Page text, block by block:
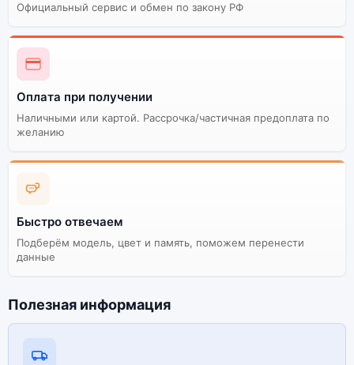
Официальный сервис и обмен по закону РФ
Оплата при получении
Наличными или картой. Рассрочка/частичная предоплата по
желанию
Быстро отвечаем
Подберём модель, цвет и память, поможем перенести
данные
Полезная информация